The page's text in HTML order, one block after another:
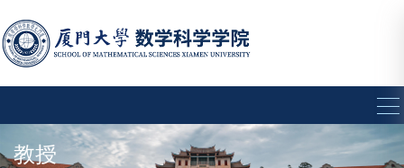
教授